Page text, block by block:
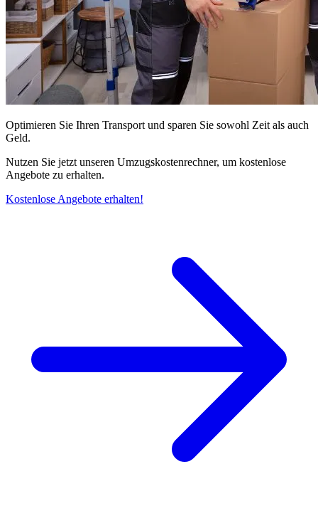
Optimieren Sie Ihren Transport und sparen Sie sowohl Zeit als auch
Geld.
Nutzen Sie jetzt unseren Umzugskostenrechner, um kostenlose
Angebote zu erhalten.
Kostenlose Angebote erhalten!